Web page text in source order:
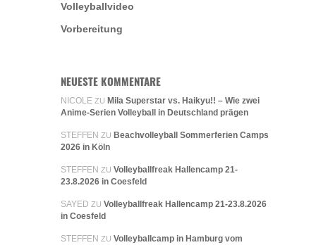
Volleyballvideo
Vorbereitung
NEUESTE KOMMENTARE
NICOLE ZU Mila Superstar vs. Haikyu!! – Wie zwei
Anime-Serien Volleyball in Deutschland prägen
STEFFEN ZU Beachvolleyball Sommerferien Camps
2026 in Köln
STEFFEN ZU Volleyballfreak Hallencamp 21-
23.8.2026 in Coesfeld
SAYED ZU Volleyballfreak Hallencamp 21-23.8.2026
in Coesfeld
STEFFEN ZU Volleyballcamp in Hamburg vom